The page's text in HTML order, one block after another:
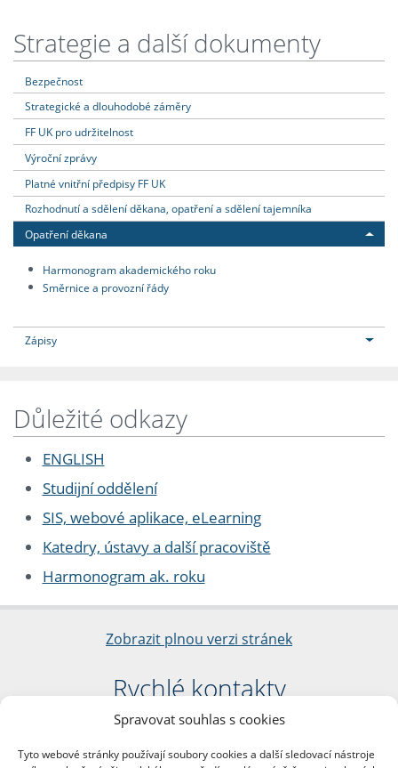
Spravovat souhlas s cookies
Tyto webové stránky používají soubory cookies a další sledovací nástroje
Strategie a další dokumenty
Bezpečnost
Strategické a dlouhodobé záměry
FF UK pro udržitelnost
Výroční zprávy
Platné vnitřní předpisy FF UK
Rozhodnutí a sdělení děkana, opatření a sdělení tajemníka
Opatření děkana
Harmonogram akademického roku
Směrnice a provozní řády
Zápisy
Důležité odkazy
ENGLISH
Studijní oddělení
SIS, webové aplikace, eLearning
Katedry, ústavy a další pracoviště
Harmonogram ak. roku
Zobrazit plnou verzi stránek
Rychlé kontakty
Filozofická fakulta
nám. Jana Palacha 1/2